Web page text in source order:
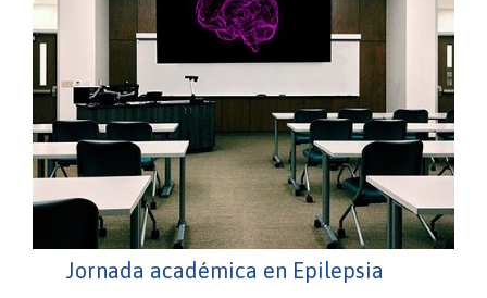
Jornada académica en Epilepsia